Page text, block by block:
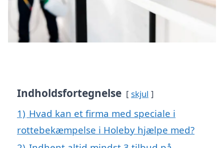
Indholdsfortegnelse skjul
1) Hvad kan et firma med speciale i
rottebekæmpelse i Holeby hjælpe med?